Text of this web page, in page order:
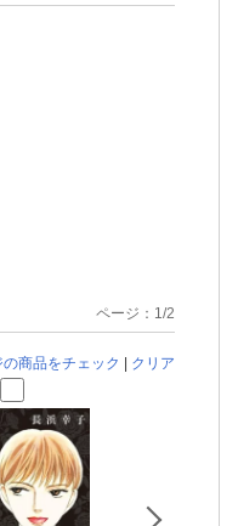
ページ：1/2
商品をチェック クリア